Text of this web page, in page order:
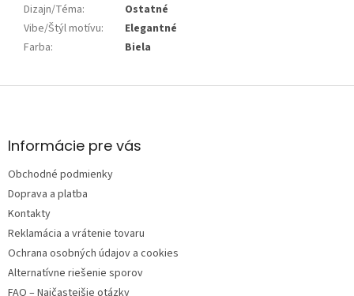
Dizajn/Téma:
Ostatné
Vibe/Štýl motívu:
Elegantné
Farba: Biela
Z
ä
e
Informácie pre vás
Obchodné podmienky
Doprava a platba
Kontakty
Reklamácia a vrátenie tovaru
Ochrana osobných údajov a cookies
Alternatívne riešenie sporov